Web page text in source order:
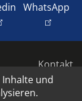
WhatsApp
Kontakt
Datenschutz
Inhalte und